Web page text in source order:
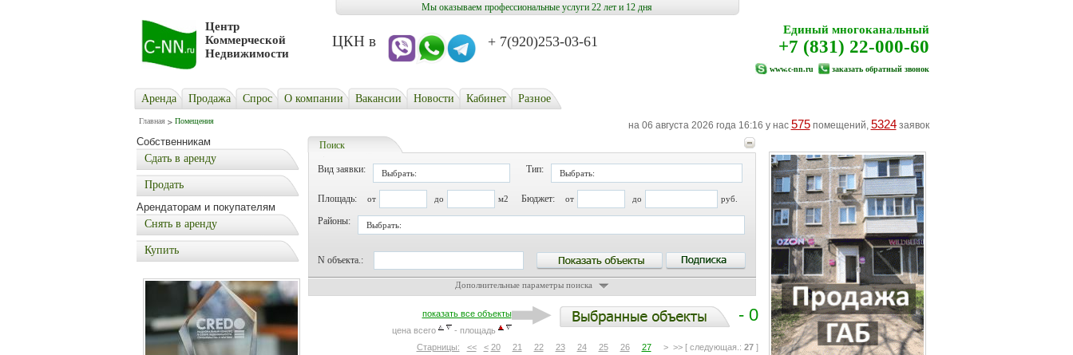
Мы оказываем профессиональные услуги 22 лет и 12 дня
Центр
Коммерческой
Недвижимости
ЦКН в + 7(920)253-03-61
Единый многоканальный
+7 (831) 22-000-60
www.c-nn.ru заказать обратный звонок
Аренда Продажа Cпрос О компании Вакансии Новости Кабинет Разное
Главная Помещения на 06 августа 2026 года 16:16 у нас 575помещений, 5324заявок
Поиск
Вид заявки: Выбрать: Тип: Выбрать:
Площадь: от до м2 Бюджет: от до руб.
Районы: Выбрать:
N объекта.:
Дополнительные параметры поиска
- 0
показать все объекты
цена всего
- площадь
Старницы:
<< < 20 21 22 23 24 25 26 27> >> [ следующая.: 27]
Собственникам
Сдать в аренду
Продать
Арендаторам и покупателям
Снять в аренду
Купить